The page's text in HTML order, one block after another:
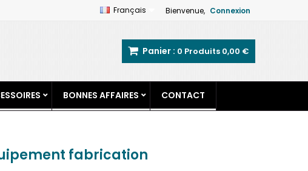
Bienvenue, Connexion
Français
Panier : 0 Produits 0,00 €
BONNES AFFAIRES CONTACT
fabrication